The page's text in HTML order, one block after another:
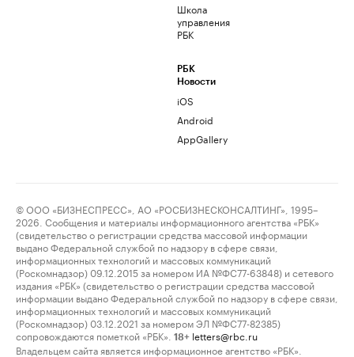
Школа
управления
РБК
РБК
Новости
iOS
Android
AppGallery
© ООО «БИЗНЕСПРЕСС», АО «РОСБИЗНЕСКОНСАЛТИНГ», 1995–
2026. Сообщения и материалы информационного агентства «РБК»
(свидетельство о регистрации средства массовой информации
выдано Федеральной службой по надзору в сфере связи,
информационных технологий и массовых коммуникаций
(Роскомнадзор) 09.12.2015 за номером ИА №ФС77-63848) и сетевого
издания «РБК» (свидетельство о регистрации средства массовой
информации выдано Федеральной службой по надзору в сфере связи,
информационных технологий и массовых коммуникаций
(Роскомнадзор) 03.12.2021 за номером ЭЛ №ФС77-82385)
сопровождаются пометкой «РБК».
18+ letters@rbc.ru
Владельцем сайта является информационное агентство «РБК».